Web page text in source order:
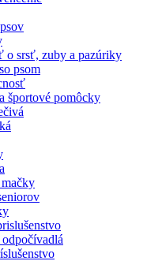
o srsť, zuby a pazúriky
psom
športové pomôcky
mačky
odpočívadlá